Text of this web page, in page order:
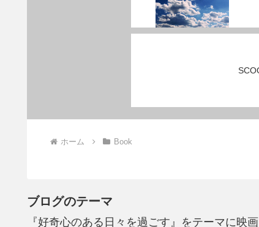
ホーム Book
ブログのテーマ
『好奇心のある日々を過ごす』をテーマに映